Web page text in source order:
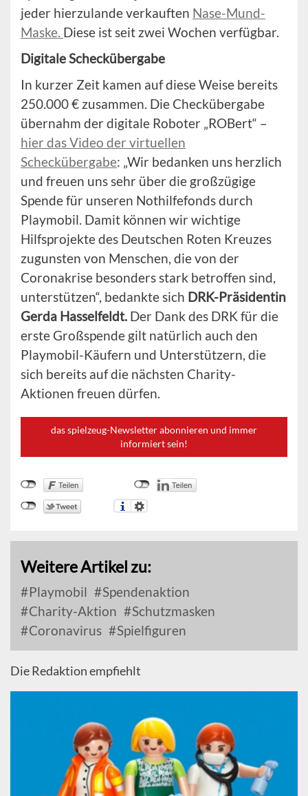
jeder hierzulande verkauften Nase-Mund-
Maske. Diese ist seit zwei Wochen verfügbar.
Digitale Scheckübergabe
In kurzer Zeit kamen auf diese Weise bereits
250.000 € zusammen. Die Checkübergabe
übernahm der digitale Roboter „ROBert“ –
hier das Video der virtuellen
Scheckübergabe: „Wir bedanken uns herzlich
und freuen uns sehr über die großzügige
Spende für unseren Nothilfefonds durch
Playmobil. Damit können wir wichtige
Hilfsprojekte des Deutschen Roten Kreuzes
zugunsten von Menschen, die von der
Coronakrise besonders stark betroffen sind,
unterstützen“, bedankte sich DRK-Präsidentin
Gerda Hasselfeldt. Der Dank des DRK für die
erste Großspende gilt natürlich auch den
Playmobil-Käufern und Unterstützern, die
sich bereits auf die nächsten Charity-
Aktionen freuen dürfen.
das spielzeug-Newsletter abonnieren und immer
informiert sein!
Weitere Artikel zu:
Playmobil
Spendenaktion
Charity-Aktion
Schutzmasken
Coronavirus
Spielfiguren
Die Redaktion empfiehlt